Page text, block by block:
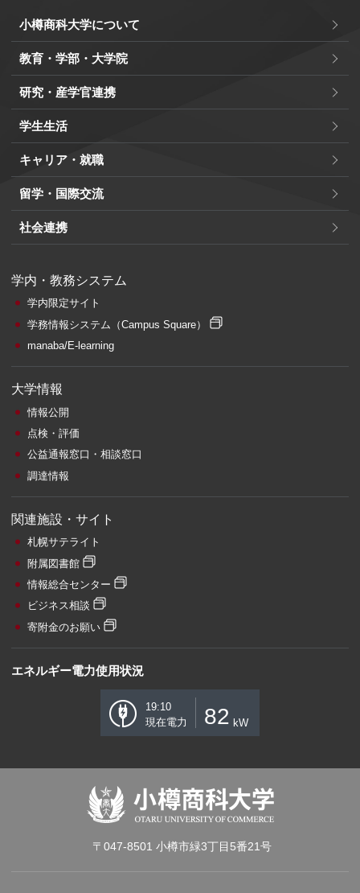
小樽商科大学について
教育・学部・大学院
研究・産学官連携
学生生活
キャリア・就職
留学・国際交流
社会連携
学内・教務システム
学内限定サイト
学務情報システム （Campus Square）
manaba/E-learning
大学情報
情報公開
点検・評価
公益通報窓口・相談窓口
調達情報
関連施設・サイト
札幌サテライト
附属図書館
情報総合センター
ビジネス相談
寄附金のお願い
エネルギー電力使用状況
19:10
現在電力
82 kW
〒047-8501 小樽市緑3丁目5番21号